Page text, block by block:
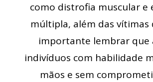
como distrofia muscular e
múltipla, além das vítimas
importante lembrar que
indivíduos com habilidade
mãos e sem